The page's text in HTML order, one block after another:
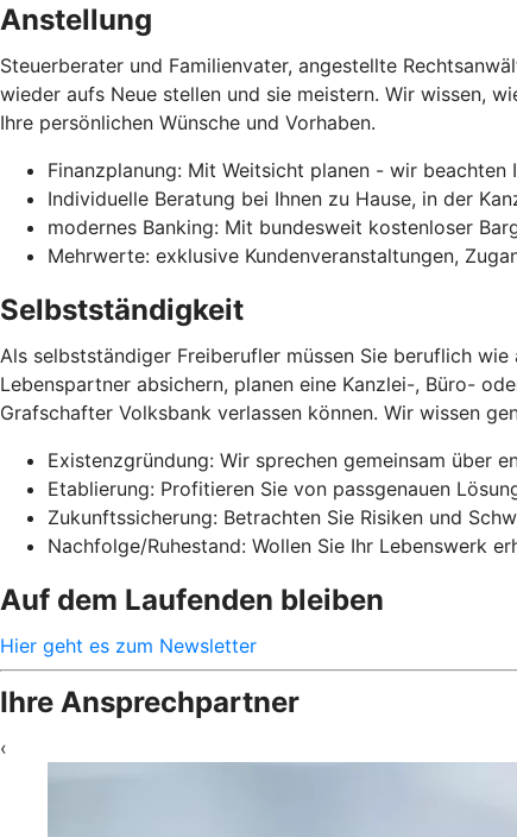
Anstellung
Steuerberater und Familienvater, angestellte
wieder aufs Neue stellen und sie meistern. Wir wissen,
Ihre persönlichen Wünsche und Vorhaben.
Finanzplanung: Mit Weitsicht planen - wir
Individuelle Beratung bei Ihnen zu Hause, in der
modernes Banking: Mit bundesweit kostenloser
Mehrwerte: exklusive Kundenveranstaltungen,
Selbstständigkeit
Als selbstständiger Freiberufler müssen Sie beruflich
Lebenspartner absichern, planen eine Kanzlei-, Büro-
Grafschafter Volksbank verlassen können. Wir wissen
Existenzgründung: Wir sprechen gemeinsam über
Etablierung: Profitieren Sie von passgenauen
Zukunftssicherung: Betrachten Sie Risiken und
Nachfolge/Ruhestand: Wollen Sie Ihr Lebenswerk
Auf dem Laufenden bleiben
Hier geht es zum Newsletter
Ihre Ansprechpartner
‹